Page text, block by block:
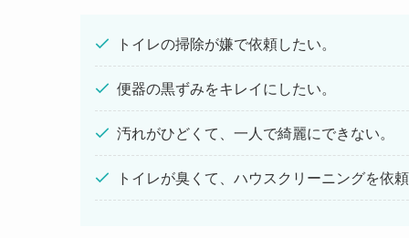
トイレの掃除が嫌で依頼したい。
便器の黒ずみをキレイにしたい。
汚れがひどくて、一人で綺麗にできない。
トイレが臭くて、ハウスクリーニングを依